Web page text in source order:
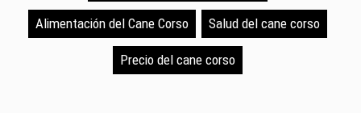
Alimentación del Cane Corso Salud del cane corso
Precio del cane corso